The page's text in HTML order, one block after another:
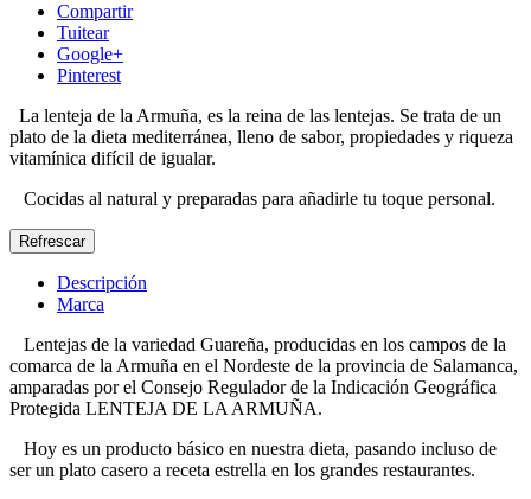
Compartir
Tuitear
Google+
Pinterest
La lenteja de la Armuña, es la reina de las lentejas. Se trata de un
plato de la dieta mediterránea, lleno de sabor, propiedades y riqueza
vitamínica difícil de igualar.
Cocidas al natural y preparadas para añadirle tu toque personal.
Descripción
Marca
Lentejas de la variedad Guareña, producidas en los campos de la
comarca de la Armuña en el Nordeste de la provincia de Salamanca,
amparadas por el Consejo Regulador de la Indicación Geográfica
Protegida LENTEJA DE LA ARMUÑA.
Hoy es un producto básico en nuestra dieta, pasando incluso de
ser un plato casero a receta estrella en los grandes restaurantes.